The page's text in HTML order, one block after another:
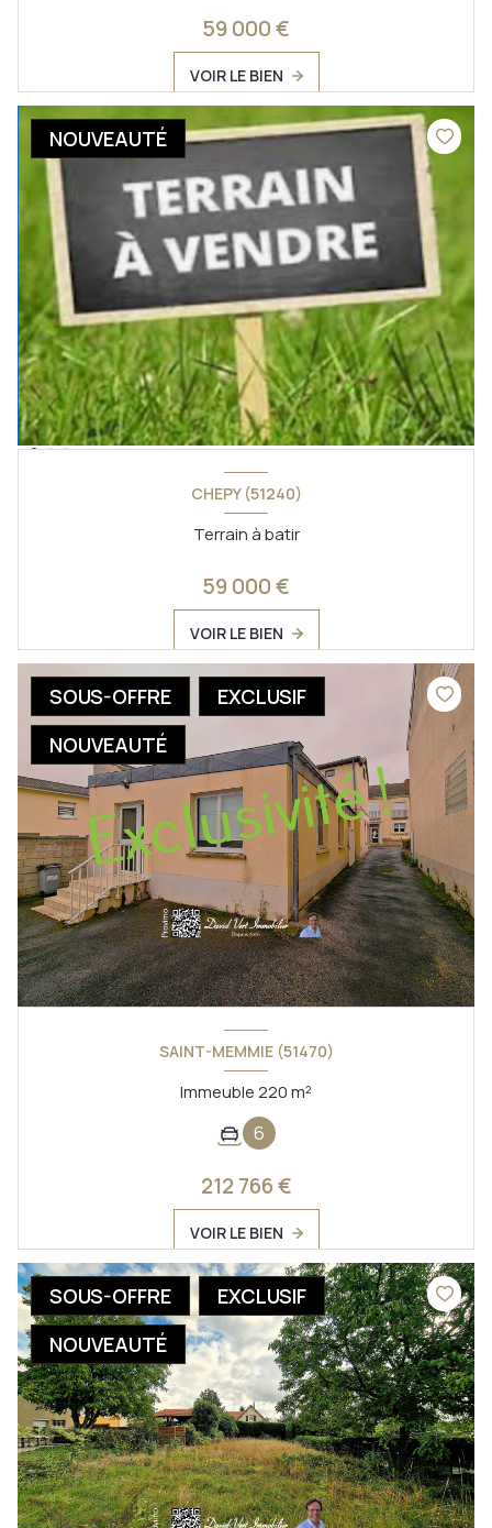
59 000 €
VOIR LE BIEN
NOUVEAUTÉ
CHEPY (51240)
Terrain à batir
59 000 €
VOIR LE BIEN
SOUS-OFFRE
EXCLUSIF
NOUVEAUTÉ
SAINT-MEMMIE (51470)
Immeuble 220 m²
6
212 766 €
VOIR LE BIEN
SOUS-OFFRE
EXCLUSIF
NOUVEAUTÉ